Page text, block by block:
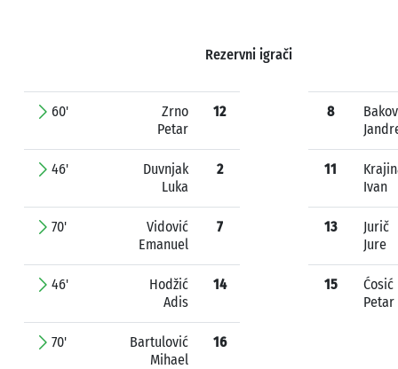
Rezervni igrači
60'
Zrno
Petar
12
46'
Duvnjak
Luka
2
70'
Vidović
Emanuel
7
46'
Hodžić
Adis
14
70'
Bartulović
Mihael
16
8
11
Ivan
13
Jurič
Jure
15
Ćosić
Petar